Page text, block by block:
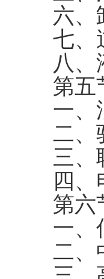
六、
七、
八、
第五
一、
二、
三、
四
第六
一、
二、